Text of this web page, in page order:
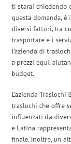
ti starai chiedendo
questa domanda,
diversi fattori, tra
trasportare e i
l’azienda di
a prezzi equi,
budget.
L’azienda
traslochi che offre
influenzati da
e Latina
finale. Inoltre, un